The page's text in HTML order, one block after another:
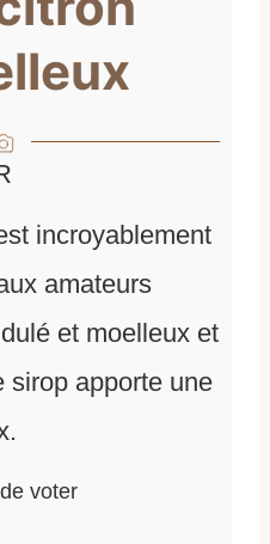
incroyablement
amateurs
et moelleux et
sirop apporte une
voter